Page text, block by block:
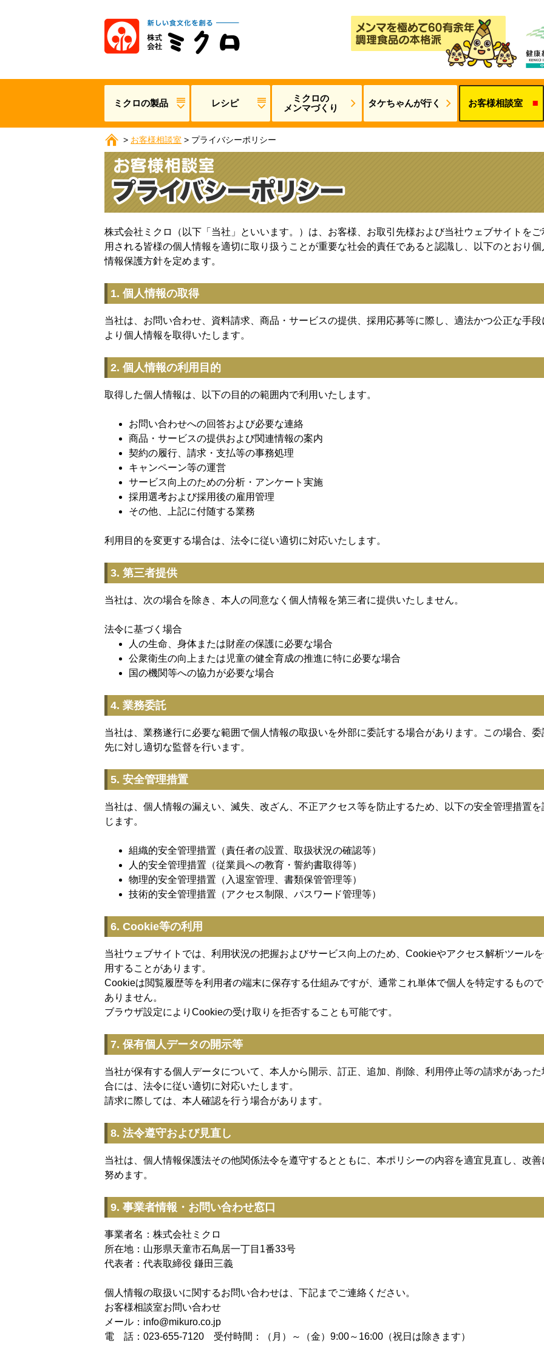
ミクロの製品 レシピ
ミクロの
メンマづくり
タケちゃんが行く お客様相談室
> お客様相談室 > プライバシーポリシー
株式会社ミクロ（以下「当社」といいます。）は、お客様、お取引先様および当社ウェブサイトをご
用される皆様の個人情報を適切に取り扱うことが重要な社会的責任であると認識し、以下のとおり個
情報保護方針を定めます。
1. 個人情報の取得
当社は、お問い合わせ、資料請求、商品・サービスの提供、採用応募等に際し、適法かつ公正な手段
より個人情報を取得いたします。
2. 個人情報の利用目的
取得した個人情報は、以下の目的の範囲内で利用いたします。
お問い合わせへの回答および必要な連絡
商品・サービスの提供および関連情報の案内
契約の履行、請求・支払等の事務処理
キャンペーン等の運営
サービス向上のための分析・アンケート実施
採用選考および採用後の雇用管理
その他、上記に付随する業務
利用目的を変更する場合は、法令に従い適切に対応いたします。
3. 第三者提供
当社は、次の場合を除き、本人の同意なく個人情報を第三者に提供いたしません。
法令に基づく場合
人の生命、身体または財産の保護に必要な場合
公衆衛生の向上または児童の健全育成の推進に特に必要な場合
国の機関等への協力が必要な場合
4. 業務委託
当社は、業務遂行に必要な範囲で個人情報の取扱いを外部に委託する場合があります。この場合、委
先に対し適切な監督を行います。
5. 安全管理措置
当社は、個人情報の漏えい、滅失、改ざん、不正アクセス等を防止するため、以下の安全管理措置を
じます。
組織的安全管理措置（責任者の設置、取扱状況の確認等）
人的安全管理措置（従業員への教育・誓約書取得等）
物理的安全管理措置（入退室管理、書類保管管理等）
技術的安全管理措置（アクセス制限、パスワード管理等）
6. Cookie等の利用
当社ウェブサイトでは、利用状況の把握およびサービス向上のため、Cookieやアクセス解析ツール
用することがあります。
Cookieは閲覧履歴等を利用者の端末に保存する仕組みですが、通常これ単体で個人を特定するもの
ありません。
ブラウザ設定によりCookieの受け取りを拒否することも可能です。
7. 保有個人データの開示等
当社が保有する個人データについて、本人から開示、訂正、追加、削除、利用停止等の請求があった
合には、法令に従い適切に対応いたします。
請求に際しては、本人確認を行う場合があります。
8. 法令遵守および見直し
当社は、個人情報保護法その他関係法令を遵守するとともに、本ポリシーの内容を適宜見直し、改善
努めます。
9. 事業者情報・お問い合わせ窓口
事業者名：株式会社ミクロ
所在地：山形県天童市石鳥居一丁目1番33号
代表者：代表取締役 鎌田三義
個人情報の取扱いに関するお問い合わせは、下記までご連絡ください。
お客様相談室お問い合わせ
メール：info@mikuro.co.jp
電 話：023-655-7120 受付時間：（月）～（金）9:00～16:00（祝日は除きます）